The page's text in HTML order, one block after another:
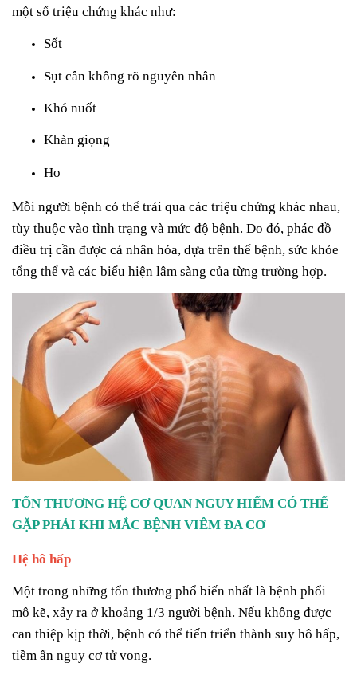
một số triệu chứng khác như:
Sốt
Sụt cân không rõ nguyên nhân
Khó nuốt
Khàn giọng
Ho
Mỗi người bệnh có thể trải qua các triệu chứng khác nhau,
tùy thuộc vào tình trạng và mức độ bệnh. Do đó, phác đồ
điều trị cần được cá nhân hóa, dựa trên thể bệnh, sức khỏe
tổng thể và các biểu hiện lâm sàng của từng trường hợp.
TỔN THƯƠNG HỆ CƠ QUAN NGUY HIỂM CÓ THỂ
GẶP PHẢI KHI MẮC BỆNH VIÊM ĐA CƠ
Hệ hô hấp
Một trong những tổn thương phổ biến nhất là bệnh phổi
mô kẽ, xảy ra ở khoảng 1/3 người bệnh. Nếu không được
can thiệp kịp thời, bệnh có thể tiến triển thành suy hô hấp,
tiềm ẩn nguy cơ tử vong.